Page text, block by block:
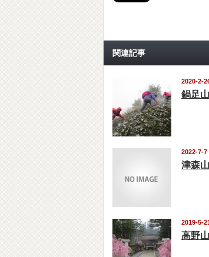
関連記事
2020-2-
鍋足山
2022-7-7
津森山
2019-5-
高野山